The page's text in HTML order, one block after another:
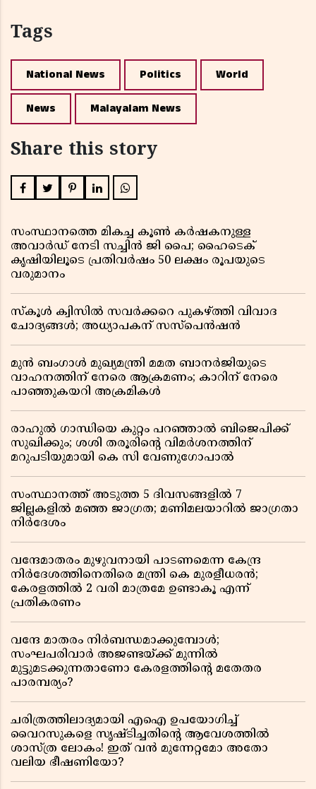
Tags
National News Politics World
News Malayalam News
Share this story
സംസ്ഥാനത്തെ മികച്ച കൂൺ കർഷകനുള്ള
അവാർഡ് നേടി സച്ചിൻ ജി പൈ; ഹൈടെക്
കൃഷിയിലൂടെ പ്രതിവർഷം 50 ലക്ഷം രൂപയുടെ
വരുമാനം
സ്കൂൾ ക്വിസിൽ സവർക്കറെ പുകഴ്ത്തി വിവാദ
ചോദ്യങ്ങൾ; അധ്യാപകന് സസ്പെൻഷൻ
മുൻ ബംഗാൾ മുഖ്യമന്ത്രി മമത ബാനർജിയുടെ
വാഹനത്തിന് നേരെ ആക്രമണം; കാറിന് നേരെ
പാഞ്ഞുകയറി അക്രമികൾ
രാഹുൽ ഗാന്ധിയെ കുറ്റം പറഞ്ഞാൽ ബിജെപിക്ക്
സുഖിക്കും; ശശി തരൂരിന്റെ വിമർശനത്തിന്
മറുപടിയുമായി കെ സി വേണുഗോപാൽ
സംസ്ഥാനത്ത് അടുത്ത 5 ദിവസങ്ങളിൽ 7
ജില്ലകളിൽ മഞ്ഞ ജാഗ്രത; മണിമലയാറിൽ ജാഗ്രതാ
നിർദേശം
വന്ദേമാതരം മുഴുവനായി പാടണമെന്ന കേന്ദ്ര
നിർദേശത്തിനെതിരെ മന്ത്രി കെ മുരളീധരൻ;
കേരളത്തിൽ 2 വരി മാത്രമേ ഉണ്ടാകൂ എന്ന്
പ്രതികരണം
വന്ദേ മാതരം നിർബന്ധമാക്കുമ്പോൾ;
സംഘപരിവാർ അജണ്ടയ്ക്ക് മുന്നിൽ
മുട്ടുമടക്കുന്നതാണോ കേരളത്തിന്റെ മതേതര
പാരമ്പര്യം?
ചരിത്രത്തിലാദ്യമായി എഐ ഉപയോഗിച്ച്
വൈറസുകളെ സൃഷ്ടിച്ചതിന്റെ ആവേശത്തിൽ
ശാസ്ത്ര ലോകം! ഇത് വൻ മുന്നേറ്റമോ അതോ
വലിയ ഭീഷണിയോ?